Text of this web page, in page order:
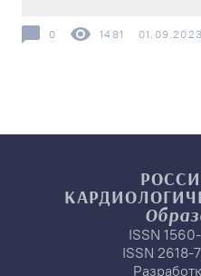
0 1481 01.09.2023
ISSN
ISSN